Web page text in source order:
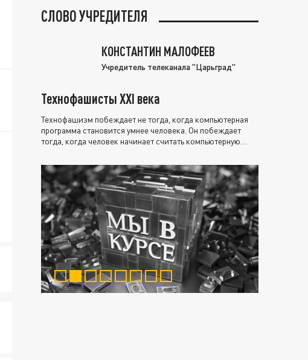
СЛОВО УЧРЕДИТЕЛЯ
КОНСТАНТИН МАЛОФЕЕВ
Учредитель телеканала "Царьград"
Технофашисты XXI века
Технофашизм побеждает не тогда, когда компьютерная
программа становится умнее человека. Он побеждает
тогда, когда человек начинает считать компьютерную